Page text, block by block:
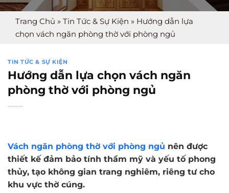
Trang Chủ » Tin Tức & Sự Kiện » Hướng dẫn lựa
chọn vách ngăn phòng thờ với phòng ngủ
TIN TỨC & SỰ KIỆN
Hướng dẫn lựa chọn vách ngăn
phòng thờ với phòng ngủ
Vách ngăn phòng thờ với phòng ngủ nên được
thiết kế đảm bảo tính thẩm mỹ và yếu tố phong
thủy, tạo không gian trang nghiêm, riêng tư cho
khu vực thờ cúng.